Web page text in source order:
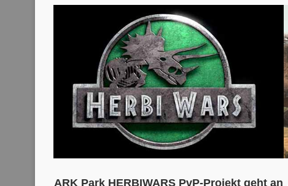
ARK Park HERBIWARS PvP-Projekt geht an